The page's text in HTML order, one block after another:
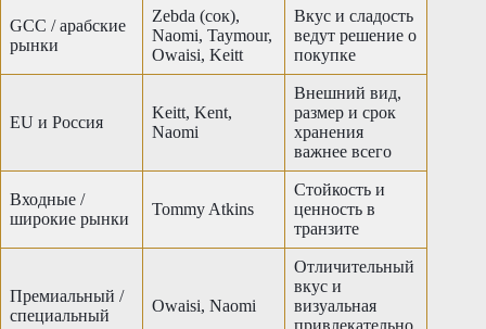
GCC / арабские
рынки
Zebda (сок),
Naomi, Taymour,
Owaisi, Keitt
Вкус и сладость
ведут решение о
покупке
EU и Россия
Keitt, Kent,
Naomi
Внешний вид,
размер и срок
хранения
важнее всего
Входные /
широкие рынки
Tommy Atkins
Стойкость и
ценность в
транзите
Премиальный /
специальный
Owaisi, Naomi
Отличительный
вкус и
визуальная
привлекательно